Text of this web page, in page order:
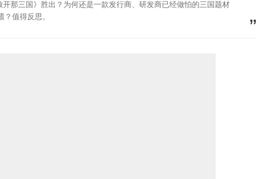
开那三国》胜出？为何还是一款发行商、研发商已经做怕的三国题材
值得反思。